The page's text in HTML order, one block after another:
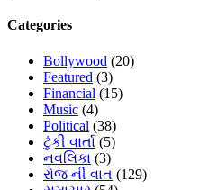
Categories
Bollywood (20)
Featured (3)
Financial (15)
Music (4)
Political (38)
ટૂંકી વાર્તા (5)
નવલિકા (3)
રોજ ની વાત (129)